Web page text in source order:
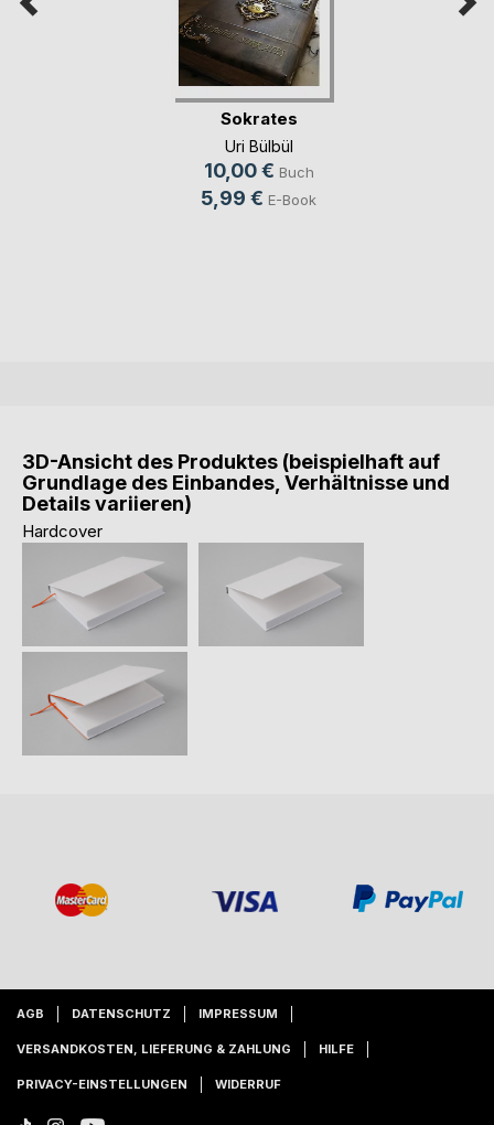
Sokrates
Uri Bülbül
10,00 € Buch
5,99 € E-Book
3D-Ansicht des Produktes (beispielhaft auf
Grundlage des Einbandes, Verhältnisse und
Details variieren)
Hardcover
AGB DATENSCHUTZ IMPRESSUM
VERSANDKOSTEN, LIEFERUNG & ZAHLUNG HILFE
PRIVACY-EINSTELLUNGEN WIDERRUF